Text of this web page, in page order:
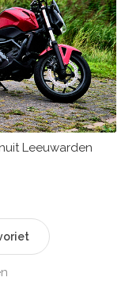
Leeuwarden